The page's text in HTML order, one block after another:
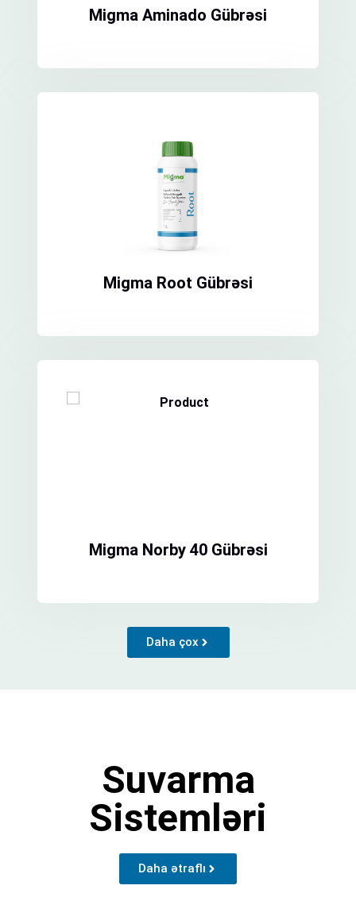
Migma Aminado Gübrəsi
Migma Root Gübrəsi
Migma Norby 40 Gübrəsi
Daha çox
Suvarma
Sistemləri
Daha ətraflı